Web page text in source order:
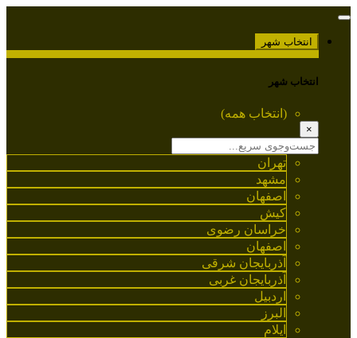
انتخاب شهر
انتخاب شهر
(انتخاب همه)
×
تهران
مشهد
اصفهان
کیش
خراسان رضوی
اصفهان
آذربایجان شرقی
آذربایجان غربی
اردبیل
البرز
ایلام